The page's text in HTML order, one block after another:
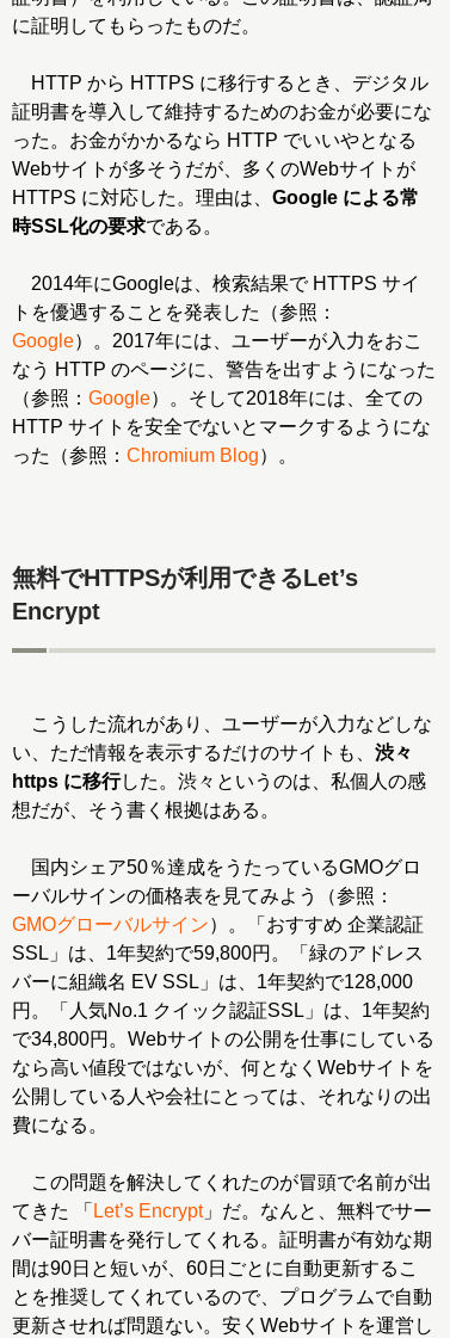
に証明してもらったものだ。
HTTP から HTTPS に移行するとき、デジタル
証明書を導入して維持するためのお金が必要にな
った。お金がかかるなら HTTP でいいやとなる
Webサイトが多そうだが、多くのWebサイトが
HTTPS に対応した。理由は、 Google による常
時SSL化の要求である。
2014年にGoogleは、検索結果で HTTPS サイ
トを優遇することを発表した（参照：
Google）。2017年には、ユーザーが入力をおこ
なう HTTP のページに、警告を出すようになった
（参照： Google）。そして2018年には、全ての
HTTP サイトを安全でないとマークするようにな
った（参照： Chromium Blog）。
無料でHTTPSが利用できるLet’s
Encrypt
こうした流れがあり、ユーザーが入力などしな
い、ただ情報を表示するだけのサイトも、 渋々
https に移行した。渋々というのは、私個人の感
想だが、そう書く根拠はある。
国内シェア50％達成をうたっているGMOグロ
ーバルサインの価格表を見てみよう（参照：
GMOグローバルサイン）。「おすすめ 企業認証
SSL」は、1年契約で59,800円。「緑のアドレス
バーに組織名 EV SSL」は、1年契約で128,000
円。「人気No.1 クイック認証SSL」は、1年契約
で34,800円。Webサイトの公開を仕事にしている
なら高い値段ではないが、何となくWebサイトを
公開している人や会社にとっては、それなりの出
費になる。
この問題を解決してくれたのが冒頭で名前が出
てきた 「 Let’s Encrypt」だ。なんと、無料でサー
バー証明書を発行してくれる。証明書が有効な期
間は90日と短いが、60日ごとに自動更新するこ
とを推奨してくれているので、プログラムで自動
更新させれば問題ない。安くWebサイトを運営し